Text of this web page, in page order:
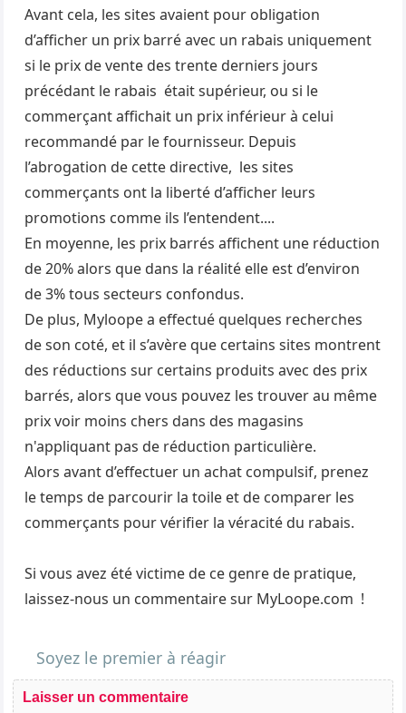
Avant cela, les sites avaient pour obligation
d’afficher un prix barré avec un rabais uniquement
si le prix de vente des trente derniers jours
précédant le rabais était supérieur, ou si le
commerçant affichait un prix inférieur à celui
recommandé par le fournisseur. Depuis
l’abrogation de cette directive, les sites
commerçants ont la liberté d’afficher leurs
promotions comme ils l’entendent....
En moyenne, les prix barrés affichent une réduction
de 20% alors que dans la réalité elle est d’environ
de 3% tous secteurs confondus.
De plus, Myloope a effectué quelques recherches
de son coté, et il s’avère que certains sites montrent
des réductions sur certains produits avec des prix
barrés, alors que vous pouvez les trouver au même
prix voir moins chers dans des magasins
n'appliquant pas de réduction particulière.
Alors avant d’effectuer un achat compulsif, prenez
le temps de parcourir la toile et de comparer les
commerçants pour vérifier la véracité du rabais.
Si vous avez été victime de ce genre de pratique,
laissez-nous un commentaire sur MyLoope.com !
Soyez le premier à réagir
Laisser un commentaire